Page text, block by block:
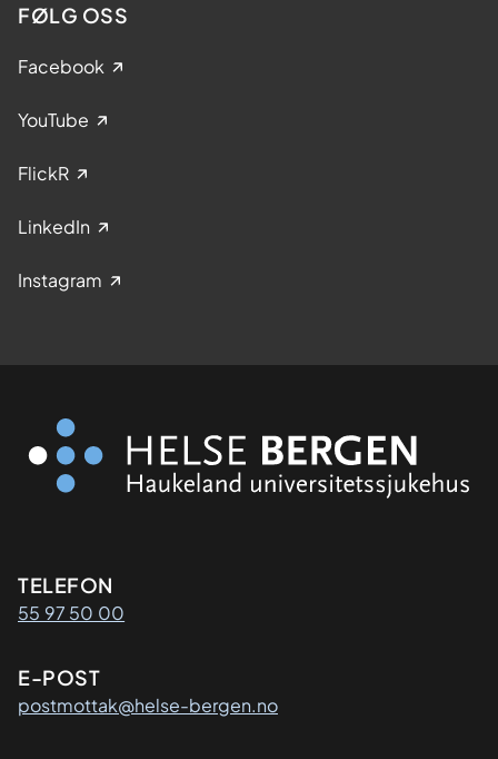
FØLG OSS
Facebook
YouTube
FlickR
LinkedIn
Instagram
Kontaktinformasjon
TELEFON
55 97 50 00
E-POST
postmottak@helse-bergen.no